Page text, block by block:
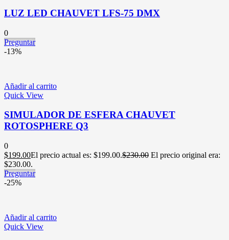
LUZ LED CHAUVET LFS-75 DMX
0
Preguntar
-13%
Añadir al carrito
Quick View
SIMULADOR DE ESFERA CHAUVET
ROTOSPHERE Q3
0
$199.00El precio actual es: $199.00.$230.00 El precio original era:
$230.00.
Preguntar
-25%
Añadir al carrito
Quick View